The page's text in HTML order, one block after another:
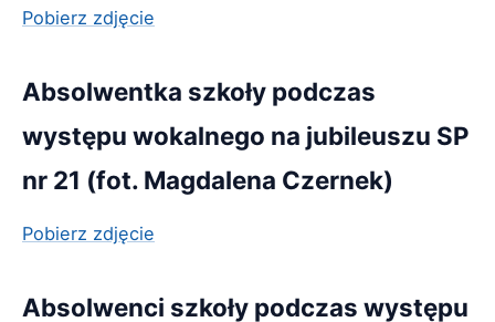
Pobierz zdjęcie
Absolwentka szkoły podczas
występu wokalnego na jubileuszu SP
nr 21 (fot. Magdalena Czernek)
Pobierz zdjęcie
Absolwenci szkoły podczas występu